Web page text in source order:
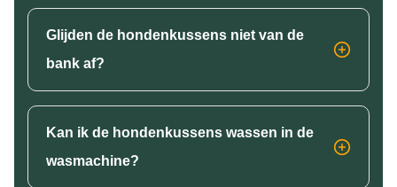
Glijden de hondenkussens niet van de
bank af?
Kan ik de hondenkussens wassen in de
wasmachine?